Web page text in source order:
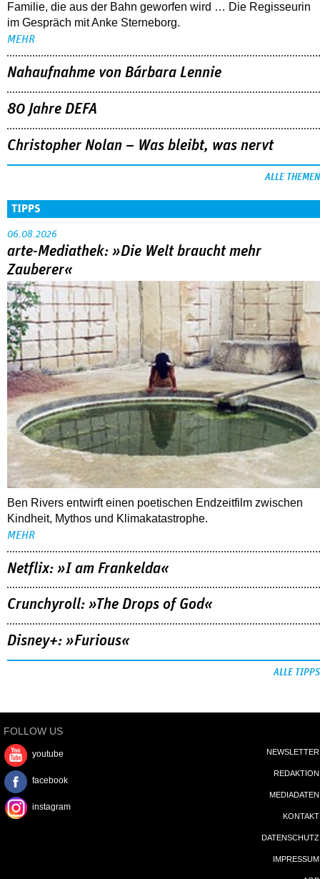
Familie, die aus der Bahn geworfen wird … Die Regisseurin
im Gespräch mit Anke Sterneborg.
MEHR
Nahaufnahme von Bárbara Lennie
80 Jahre DEFA
Christopher Nolan – Was bleibt, was nervt
ALLE THEMEN
TIPPS
06.08.2026
arte-Mediathek: »Die Welt braucht mehr
Zauberer«
Ben Rivers entwirft einen poetischen Endzeitfilm zwischen
Kindheit, Mythos und Klimakatastrophe.
MEHR
Netflix: »I am Frankelda«
Crunchyroll: »The Drops of God«
Disney+: »Furious«
ALLE TIPPS
FOLLOW US
youtube
facebook
instagram
NEWSLETTER
REDAKTION
MEDIADATEN
KONTAKT
DATENSCHUTZ
IMPRESSUM